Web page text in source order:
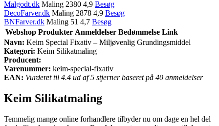
Malgodt.dk Maling 2380 4,9 Besøg
DecoFarver.dk Maling 2878 4,9 Besøg
BNFarver.dk Maling 51 4,7 Besøg
Webshop Produkter Anmeldelser Bedømmelse Link
Navn: Keim Special Fixativ – Miljøvenlig Grundingsmiddel
Kategori: Keim Silikatmaling
Producent:
Varenummer: keim-special-fixativ
EAN: Vurderet til 4.4 ud af 5 stjerner baseret på 40 anmeldelser
Keim Silikatmaling
Temmelig mange online forhandlere tilbyder nu om dage en hel del